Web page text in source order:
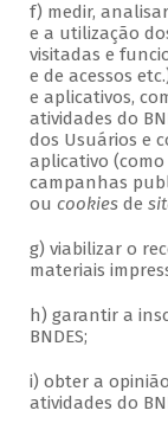
f) medir,
e a utilização
visitadas e
e de acessos
e aplicativos,
atividades do
dos Usuários e
aplicativo
campanhas
ou cookiesde
g) viabilizar o
materiais
h) garantir a
BNDES;
i) obter a
atividades do